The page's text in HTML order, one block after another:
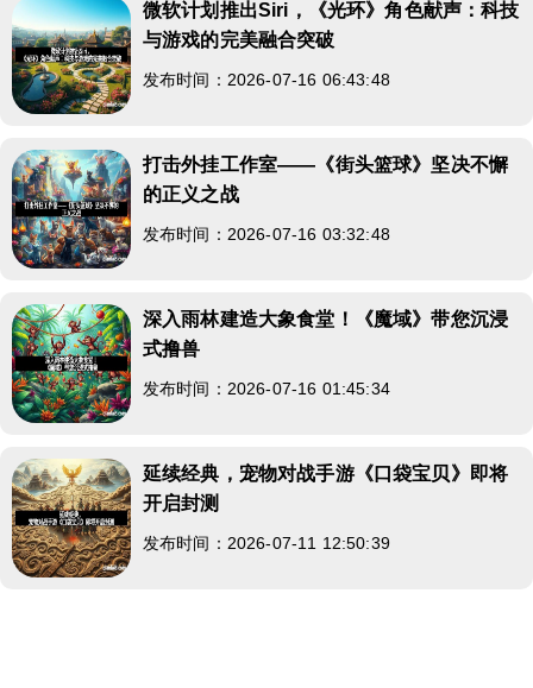
微软计划推出Siri，《光环》角色献声：科技
与游戏的完美融合突破
发布时间：2026-07-16 06:43:48
打击外挂工作室——《街头篮球》坚决不懈
的正义之战
发布时间：2026-07-16 03:32:48
深入雨林建造大象食堂！《魔域》带您沉浸
式撸兽
发布时间：2026-07-16 01:45:34
延续经典，宠物对战手游《口袋宝贝》即将
开启封测
发布时间：2026-07-11 12:50:39